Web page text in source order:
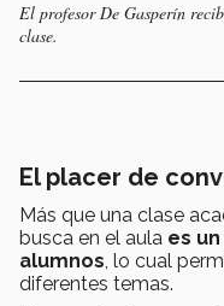
El profesor De Gasperín
clase.
El placer de
Más que una clase
busca en el aula es
alumnos, lo cual
diferentes temas.